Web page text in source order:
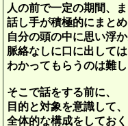
人の前で一定の期間、
話し手が積極的にまと
自分の頭の中に思い浮
脈絡なしに口に出して
わかってもらうのは難
そこで話をする前に、
目的と対象を意識して
全体的な構成をしてお